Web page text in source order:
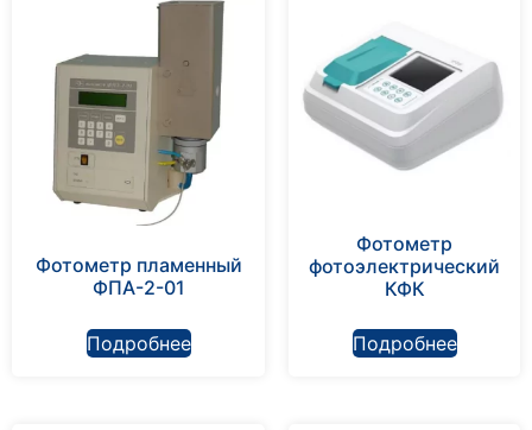
Фотометр пламенный
ФПА-2-01
Подробнее
Фотометр
фотоэлектрический
КФК
Подробнее